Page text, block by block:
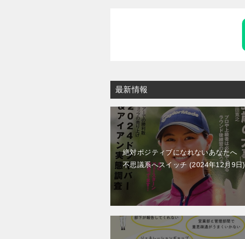
ョ
ン
最新情報
絶対ポジティブになれないあなたへ
不思議系へスイッチ
2024年12月9日